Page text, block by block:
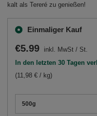
kalt als Tereré zu genießen!
Einmaliger Kauf
500g
€5.99 inkl. MwSt / St.
In den letzten 30 Tagen
(11,98 € / kg)